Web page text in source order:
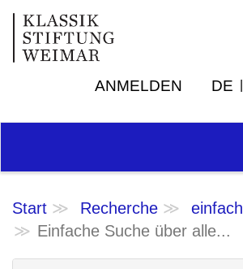
ANMELDEN DE
Start Recherche
einfach
Einfache Suche über alle...